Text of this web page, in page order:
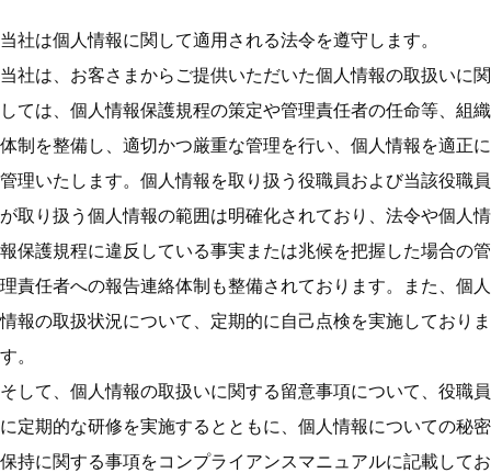
当社は個人情報に関して適用される法令を遵守します。
当社は、お客さまからご提供いただいた個人情報の取扱いに関
しては、個人情報保護規程の策定や管理責任者の任命等、組織
体制を整備し、適切かつ厳重な管理を行い、個人情報を適正に
管理いたします。個人情報を取り扱う役職員および当該役職員
が取り扱う個人情報の範囲は明確化されており、法令や個人情
報保護規程に違反している事実または兆候を把握した場合の管
理責任者への報告連絡体制も整備されております。また、個人
情報の取扱状況について、定期的に自己点検を実施しておりま
す。
そして、個人情報の取扱いに関する留意事項について、役職員
に定期的な研修を実施するとともに、個人情報についての秘密
保持に関する事項をコンプライアンスマニュアルに記載してお